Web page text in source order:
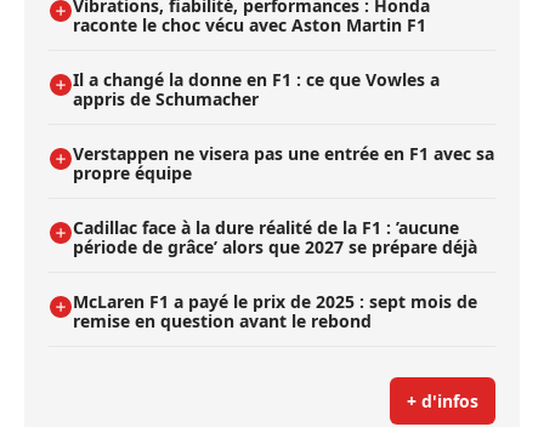
Vibrations, fiabilité, performances : Honda
raconte le choc vécu avec Aston Martin F1
Il a changé la donne en F1 : ce que Vowles a
appris de Schumacher
Verstappen ne visera pas une entrée en F1 avec sa
propre équipe
Cadillac face à la dure réalité de la F1 : ’aucune
période de grâce’ alors que 2027 se prépare déjà
McLaren F1 a payé le prix de 2025 : sept mois de
remise en question avant le rebond
+ d'infos